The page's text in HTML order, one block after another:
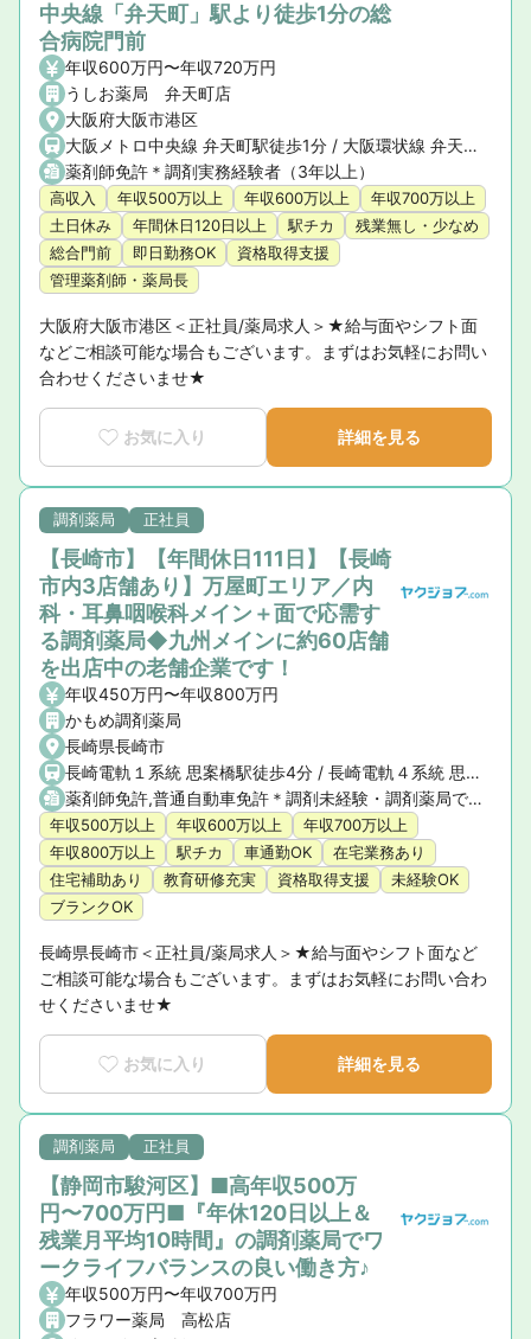
中央線「弁天町」駅より徒歩1分の総
合病院門前
年収600万円〜年収720万円
うしお薬局 弁天町店
大阪府大阪市港区
大阪メトロ中央線 弁天町駅徒歩1分 / 大阪環状線 弁天町駅徒歩3分
薬剤師免許＊調剤実務経験者（3年以上）
高収入 年収500万以上 年収600万以上
年収700万以上
土日休み
年間休日120日以上 駅チカ
残業無し・少なめ
総合門前
即日勤務OK
資格取得支援
管理薬剤師・薬局長
大阪府大阪市港区＜正社員/薬局求人＞★給与面やシフト面
などご相談可能な場合もございます。まずはお気軽にお問い
合わせくださいませ★
お気に入り 詳細を見る
調剤薬局 正社員
【長崎市】【年間休日111日】【長崎
市内3店舗あり】万屋町エリア／内
科・耳鼻咽喉科メイン＋面で応需す
る調剤薬局◆九州メインに約60店舗
を出店中の老舗企業です！
年収450万円〜年収800万円
かもめ調剤薬局
長崎県長崎市
長崎電軌１系統 思案橋駅徒歩4分 / 長崎電軌４系統 思案橋駅徒歩4分 / JR長崎本線(鳥栖〜長崎) 長崎駅車7分
薬剤師免許,普通自動車免許＊調剤未経験・調剤薬局での勤務未経験（病院での勤務経験者）の方も相談OK ＊車の運転ができる方（AT限定免許OK） ⇒ただし公共交通機関での在宅対応や応援業務が可能であれば運転できない方も相談OK （詳細はお問い合わせください）
年収500万以上 年収600万以上
年収700万以上
年収800万以上
駅チカ 車通勤OK
在宅業務あり
住宅補助あり
教育研修充実 資格取得支援
未経験OK
ブランクOK
長崎県長崎市＜正社員/薬局求人＞★給与面やシフト面など
ご相談可能な場合もございます。まずはお気軽にお問い合わ
せくださいませ★
お気に入り 詳細を見る
調剤薬局 正社員
【静岡市駿河区】■高年収500万
円〜700万円■『年休120日以上＆
残業月平均10時間』の調剤薬局でワ
ークライフバランスの良い働き方♪
年収500万円〜年収700万円
フラワー薬局 高松店